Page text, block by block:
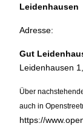
Leidenhausen
Adresse:
Gut
Leidenhausen
Über
auch in
https://